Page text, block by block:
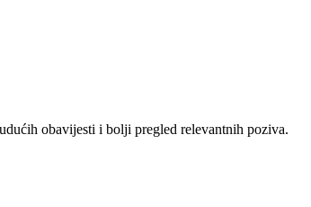
obavijesti i bolji pregled relevantnih poziva.